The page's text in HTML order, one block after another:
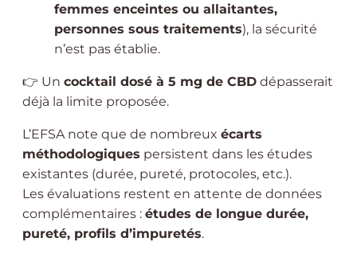
femmes enceintes ou allaitantes,
personnes sous traitements), la sécurité
n’est pas établie.
👉 Un cocktail dosé à 5 mg de CBD dépasserait
déjà la limite proposée.
L’EFSA note que de nombreux écarts
méthodologiques persistent dans les études
existantes (durée, pureté, protocoles, etc.).
Les évaluations restent en attente de données
complémentaires : études de longue durée,
pureté, profils d’impuretés.